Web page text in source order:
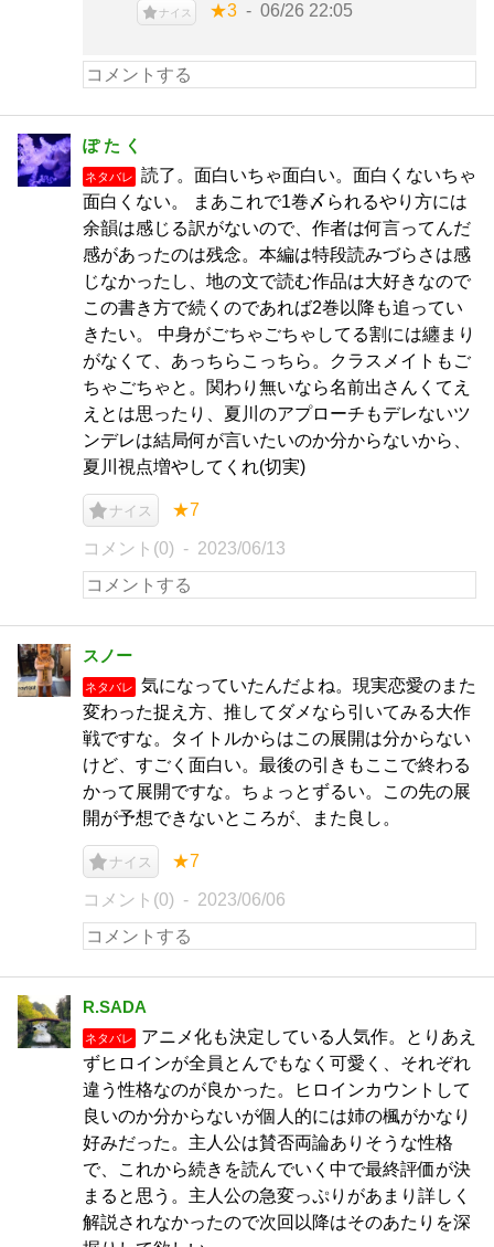
ナイス ★3 06/26 22:05
ぽ た く
ネタバレ
読了。面白いちゃ面白い。面白くないちゃ
面白くない。 まあこれで1巻〆られるやり方には
余韻は感じる訳がないので、作者は何言ってんだ
感があったのは残念。本編は特段読みづらさは感
じなかったし、地の文で読む作品は大好きなので
この書き方で続くのであれば2巻以降も追ってい
きたい。 中身がごちゃごちゃしてる割には纏まり
がなくて、あっちらこっちら。クラスメイトもご
ちゃごちゃと。関わり無いなら名前出さんくてえ
えとは思ったり、夏川のアプローチもデレないツ
ンデレは結局何が言いたいのか分からないから、
夏川視点増やしてくれ(切実)
ナイス ★7
コメント(0) 2023/06/13
スノー
ネタバレ
気になっていたんだよね。現実恋愛のまた
変わった捉え方、推してダメなら引いてみる大作
戦ですな。タイトルからはこの展開は分からない
けど、すごく面白い。最後の引きもここで終わる
かって展開ですな。ちょっとずるい。この先の展
開が予想できないところが、また良し。
ナイス ★7
コメント(0) 2023/06/06
R.SADA
ネタバレ
アニメ化も決定している人気作。とりあえ
ずヒロインが全員とんでもなく可愛く、それぞれ
違う性格なのが良かった。ヒロインカウントして
良いのか分からないが個人的には姉の楓がかなり
好みだった。主人公は賛否両論ありそうな性格
で、これから続きを読んでいく中で最終評価が決
まると思う。主人公の急変っぷりがあまり詳しく
解説されなかったので次回以降はそのあたりを深